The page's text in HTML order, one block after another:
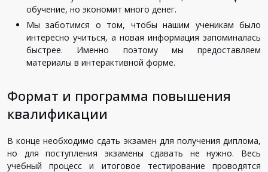
обучение, но экономит много денег.
Мы заботимся о том, чтобы нашим ученикам было
интересно учиться, а новая информация запоминалась
быстрее. Именно поэтому мы предоставляем
материалы в интерактивной форме.
Формат и программа повышения
квалификации
В конце необходимо сдать экзамен для получения диплома,
но для поступления экзамены сдавать не нужно. Весь
учебный процесс и итоговое тестирование проводятся